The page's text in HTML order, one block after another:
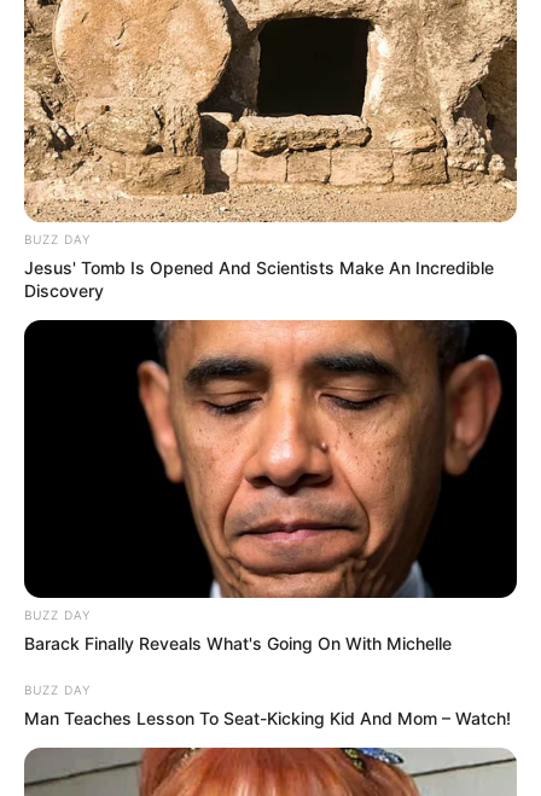
BUZZ DAY
Jesus' Tomb Is Opened And Scientists Make An Incredible
Discovery
BUZZ DAY
Barack Finally Reveals What's Going On With Michelle
BUZZ DAY
Man Teaches Lesson To Seat-Kicking Kid And Mom – Watch!